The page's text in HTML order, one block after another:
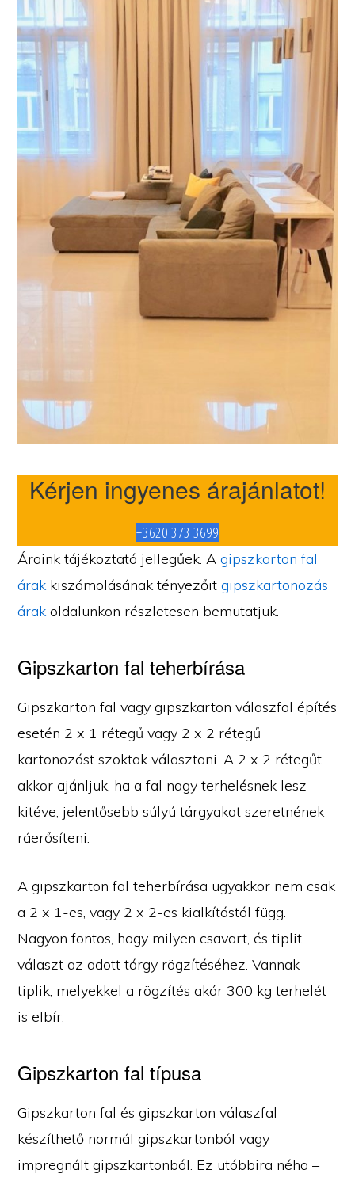
Kérjen ingyenes árajánlatot!
+3620 373 3699
Áraink tájékoztató jellegűek. Agipszkarton fal
árak kiszámolásának tényezőitgipszkartonozás
árak oldalunkon részletesen bemutatjuk.
Gipszkarton fal teherbírása
Gipszkarton fal vagy gipszkarton válaszfal építés
esetén 2 x 1 rétegű vagy 2 x 2 rétegű
kartonozást szoktak választani. A 2 x 2 rétegűt
akkor ajánljuk, ha a fal nagy terhelésnek lesz
kitéve, jelentősebb súlyú tárgyakat szeretnének
ráerősíteni.
A gipszkarton fal teherbírása ugyakkor nem csak
a 2 x 1-es, vagy 2 x 2-es kialkítástól függ.
Nagyon fontos, hogy milyen csavart, és tiplit
választ az adott tárgy rögzítéséhez. Vannak
tiplik, melyekkel a rögzítés akár 300 kg terhelét
is elbír.
Gipszkarton fal típusa
Gipszkarton fal és gipszkarton válaszfal
készíthető normál gipszkartonból vagy
impregnált gipszkartonból. Ez utóbbira néha –